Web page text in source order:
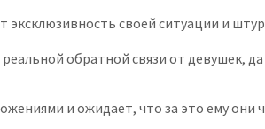
своей ситуации и
обратной связи от девушек,
и ожидает, что за это ему они